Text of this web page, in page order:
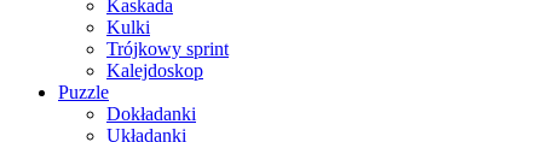
Kaskada
Kulki
Trójkowy sprint
Kalejdoskop
Puzzle
Dokładanki
Układanki